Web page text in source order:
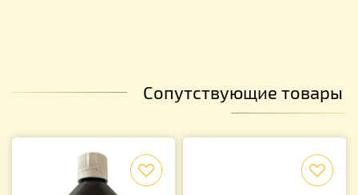
Сопутствующие товары